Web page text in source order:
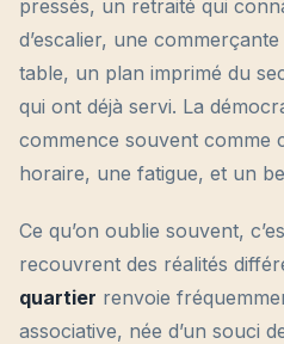
pressés, un retraité qui
d’escalier, une
table, un plan imprimé du
qui ont déjà servi. La
commence souvent comme
horaire, une fatigue, et un
Ce qu’on oublie souvent,
recouvrent des réalités
quartier renvoie
associative, née d’un souci